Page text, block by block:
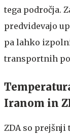
tega področja.
predvidevajo
pa lahko
transportnih
Iranom in
ZDA so